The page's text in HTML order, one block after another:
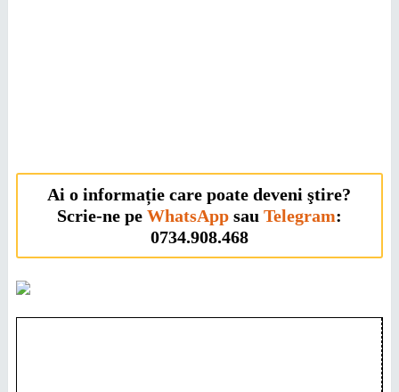
Ai o informație care poate deveni ştire?
Scrie-ne pe WhatsAppsau Telegram:
0734.908.468